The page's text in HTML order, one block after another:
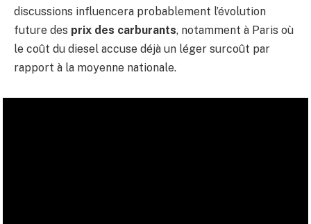
discussions influencera probablement l’évolution
future des prix des carburants, notamment à Paris où
le coût du diesel accuse déjà un léger surcoût par
rapport à la moyenne nationale.